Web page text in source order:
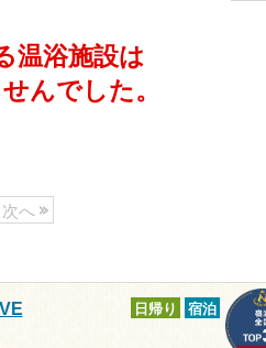
温浴施設は
んでした。
次へ
日帰り 宿泊